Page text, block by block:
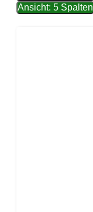
Ansicht: 5 Spalten